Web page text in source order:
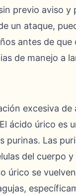
previo aviso y
un ataque,
antes de
de manejo a
excesiva
ácido úrico es
purinas. Las
del cuerpo
úrico se